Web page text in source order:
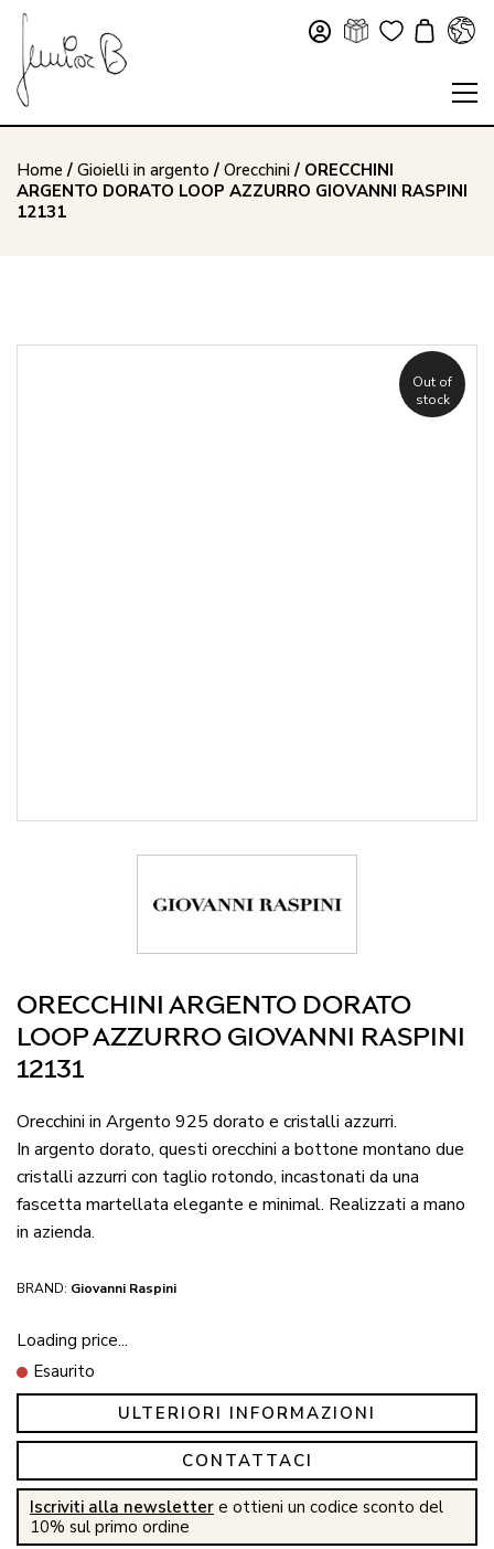
Home / Gioielli in argento / Orecchini/ ORECCHINI
ARGENTO DORATO LOOP AZZURRO GIOVANNI RASPINI
12131
Out of
stock
ORECCHINI ARGENTO DORATO
LOOP AZZURRO GIOVANNI RASPINI
12131
Orecchini in Argento 925 dorato e cristalli azzurri.
In argento dorato, questi orecchini a bottone montano due
cristalli azzurri con taglio rotondo, incastonati da una
fascetta martellata elegante e minimal. Realizzati a mano
in azienda.
BRAND: Giovanni Raspini
Loading price...
Esaurito
ULTERIORI INFORMAZIONI
CONTATTACI
Iscriviti alla newsletter e ottieni un codice sconto del
10% sul primo ordine